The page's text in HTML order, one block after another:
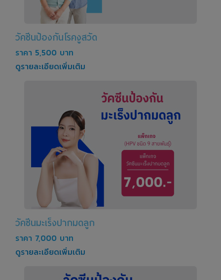
วัคซีนป้องกันโรคงูสวัด
ราคา 5,500 บาท
ดูรายละเอียดเพิ่มเติม
วัคซีนมะเร็งปากมดลูก
ราคา 7,000 บาท
ดูรายละเอียดเพิ่มเติม